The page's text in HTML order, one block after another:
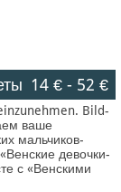
14 €- 52 €
Bild-
ваше
мальчиков-
девочки-
с «Венскими